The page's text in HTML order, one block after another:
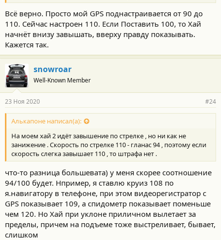
Всё верно. Просто мой GPS поднастраивается от 90 до
110. Сейчас настроен 110. Если Поставить 100, то Хай
начнёт внизу завышать, вверху правду показывать.
Кажется так.
snowroar
Well-Known Member
23 Ноя 2020 #24
Алькапоне написал(а):
На моем хай 2 идёт завышение по стрелке , но ни как не
занижение . Скорость по стрелке 110 - гланас 94 , поэтому если
скорость слегка завышает 110 , то штрафа нет .
что-то разница большевата) у меня скорее соотношение
94/100 будет. Нпример, я ставлю круиз 108 по
я.навигатору в телефоне, при этом видеорегистратор с
GPS показывает 109, а спидометр показывает поменьше
чем 120. Но Хай при уклоне приличном вылетает за
пределы, причем на подъеме тоже выстреливает, бывает,
слишком